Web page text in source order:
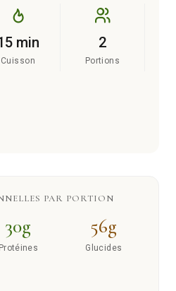
min
Cuisson
2
Portions
PAR PORTION
30g
Protéines
56g
Glucides